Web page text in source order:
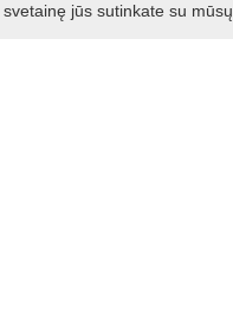
jūs sutinkate su mūsų